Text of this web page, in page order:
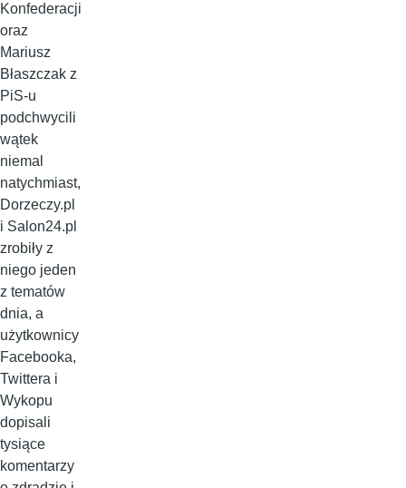
Konfederacji
oraz
Mariusz
Błaszczak z
PiS-u
podchwycili
wątek
niemal
natychmiast,
Dorzeczy.pl
i Salon24.pl
zrobiły z
niego jeden
z tematów
dnia, a
użytkownicy
Facebooka,
Twittera i
Wykopu
dopisali
tysiące
komentarzy